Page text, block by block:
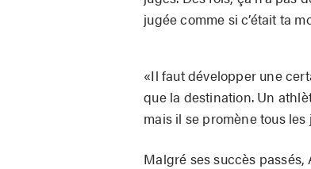
jugée comme si c’était ta
«Il faut développer une
que la destination. Un
mais il se promène tous
Malgré ses succès passés,